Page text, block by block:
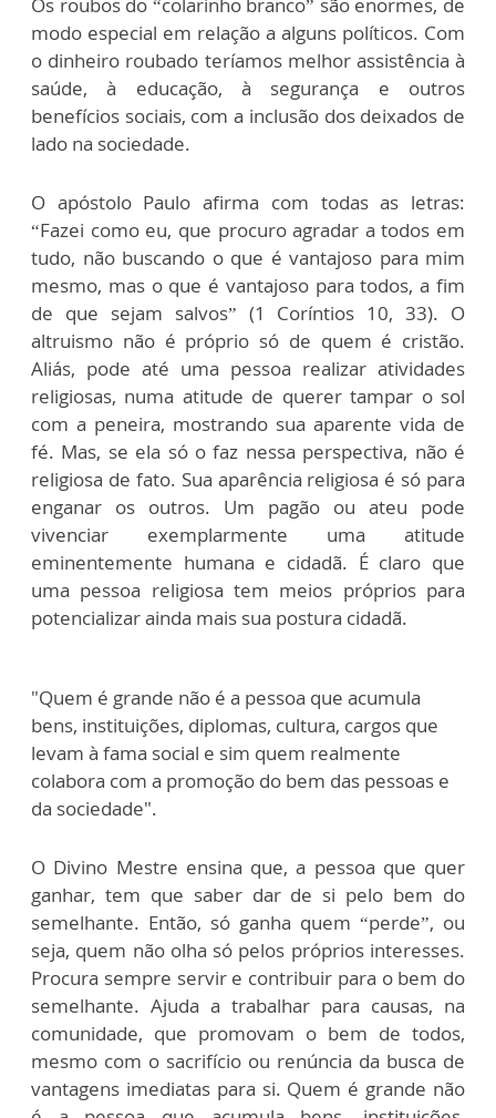
modo especial em relação a alguns políticos. Com
o dinheiro roubado teríamos melhor assistência à
saúde, à educação, à segurança e outros
benefícios sociais, com a inclusão dos deixados de
lado na sociedade.
O apóstolo Paulo afirma com todas as letras:
“Fazei como eu, que procuro agradar a todos em
tudo, não buscando o que é vantajoso para mim
mesmo, mas o que é vantajoso para todos, a fim
de que sejam salvos” (1 Coríntios 10, 33). O
altruismo não é próprio só de quem é cristão.
Aliás, pode até uma pessoa realizar atividades
religiosas, numa atitude de querer tampar o sol
com a peneira, mostrando sua aparente vida de
fé. Mas, se ela só o faz nessa perspectiva, não é
religiosa de fato. Sua aparência religiosa é só para
enganar os outros. Um pagão ou ateu pode
vivenciar exemplarmente uma atitude
eminentemente humana e cidadã. É claro que
uma pessoa religiosa tem meios próprios para
potencializar ainda mais sua postura cidadã.
"Quem é grande não é a pessoa que acumula
bens, instituições, diplomas, cultura, cargos que
levam à fama social e sim quem realmente
colabora com a promoção do bem das pessoas e
da sociedade".
O Divino Mestre ensina que, a pessoa que quer
ganhar, tem que saber dar de si pelo bem do
semelhante. Então, só ganha quem “perde”, ou
seja, quem não olha só pelos próprios interesses.
Procura sempre servir e contribuir para o bem do
semelhante. Ajuda a trabalhar para causas, na
comunidade, que promovam o bem de todos,
mesmo com o sacrifício ou renúncia da busca de
vantagens imediatas para si. Quem é grande não